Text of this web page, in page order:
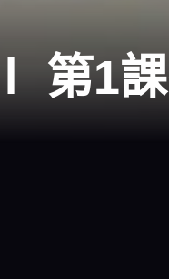
第1